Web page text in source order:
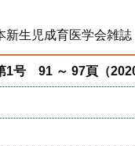
新生児成育医学会雑
号 91 ～ 97頁（2020